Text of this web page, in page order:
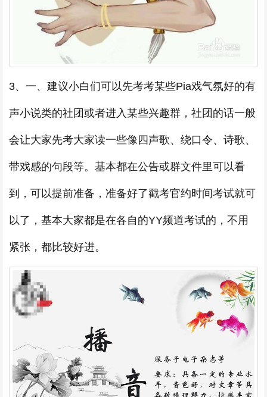
3、一、建议小白们可以先考考某些Pia戏气氛好的有
声小说类的社团或者进入某些兴趣群，社团的话一般
会让大家先考大家读一些像四声歌、绕口令、诗歌、
带戏感的句段等。基本都在公告或群文件里可以看
到，可以提前准备，准备好了戳考官约时间考试就可
以了，基本大家都是在各自的YY频道考试的，不用
紧张，都比较好进。